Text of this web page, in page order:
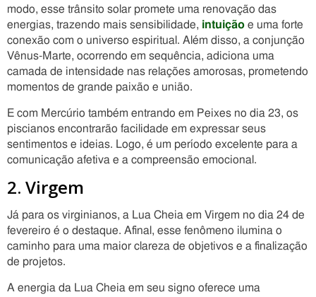
modo, esse trânsito solar promete uma renovação das
energias, trazendo mais sensibilidade, intuição e uma forte
conexão com o universo espiritual. Além disso, a conjunção
Vênus-Marte, ocorrendo em sequência, adiciona uma
camada de intensidade nas relações amorosas, prometendo
momentos de grande paixão e união.
E com Mercúrio também entrando em Peixes no dia 23, os
piscianos encontrarão facilidade em expressar seus
sentimentos e ideias. Logo, é um período excelente para a
comunicação afetiva e a compreensão emocional.
2. Virgem
Já para os virginianos, a Lua Cheia em Virgem no dia 24 de
fevereiro é o destaque. Afinal, esse fenômeno ilumina o
caminho para uma maior clareza de objetivos e a finalização
de projetos.
A energia da Lua Cheia em seu signo oferece uma